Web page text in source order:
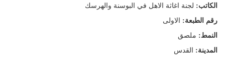
الكاتب: لجنة اغاثة الاهل في البوسنة والهرسك
رقم الطبعة: الاولى
النمط: ملصق
المدينة: القدس